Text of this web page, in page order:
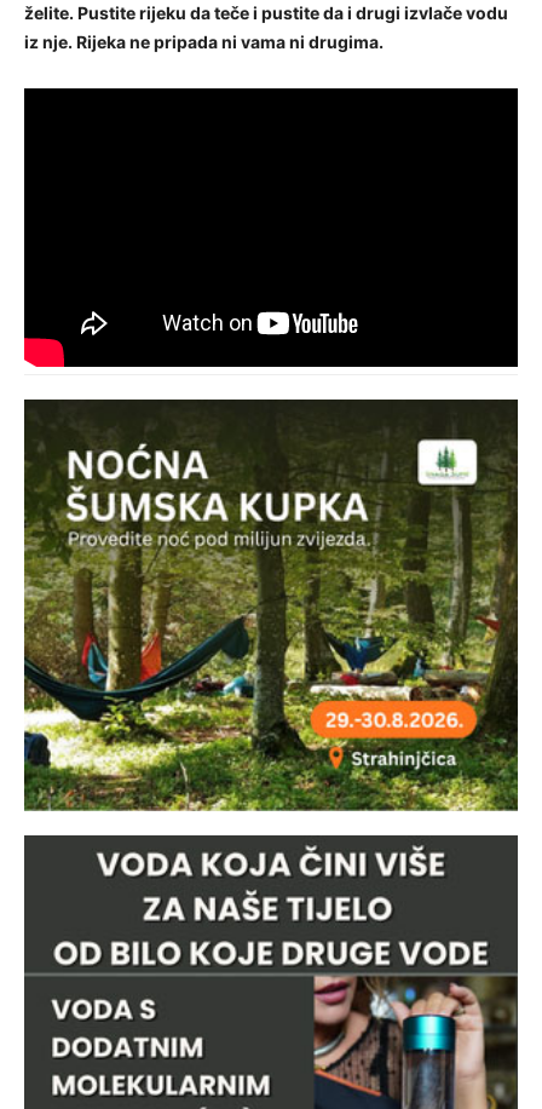
želite. Pustite rijeku da teče i pustite da i drugi izvlače vodu
iz nje. Rijeka ne pripada ni vama ni drugima.